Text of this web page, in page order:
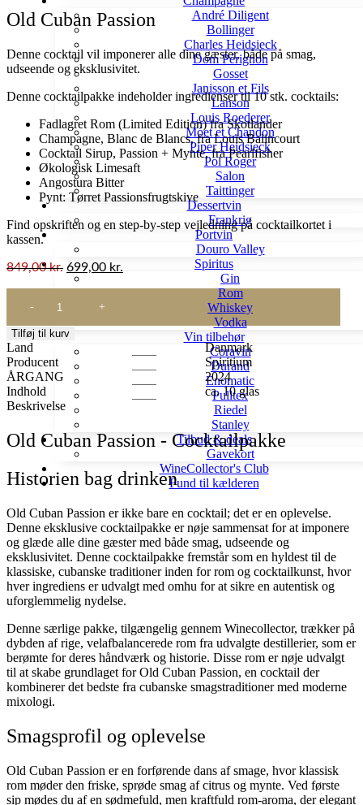
André Diligent
Bollinger
Charles Heidsieck
Dom Pérignon
Gosset
Janisson et Fils
Lanson
Louis Roederer
Móet et Chandon
Piper Heidsieck
Pol Roger
Salon
Taittinger
Dessertvin
Frankrig
Portvin
Douro Valley
Spiritus
Gin
Rom
Whiskey
Vodka
Vin tilbehør
Coravin
Durand
Enomatic
Pulltex
Riedel
Stanley
Tilbud & deals
Gavekort
WineCollector's Club
Fund til kælderen
Old Cuban Passion
Denne cocktail vil imponerer alle dine gæster, både på smag,
udseende og eksklusivitet.
Denne cocktailpakke indeholder ingredienser til 10 stk. cocktails:
Fadlagret Rom (Limited Edition) fra Skotlander
Champagne, Blanc de Blancs, fra Louis Balincourt
Cocktail Sirup, Passion + Mynte, fra Pearlfisher
Økologisk Limesaft
Angostura Bitter
Pynt: Tørret Passionsfrugtskive
Find opskriften og en step-by-step vejledning på cocktailkortet i
kassen.
849,00kr. 699,00 kr.
Cuban
Passion
Cocktailpakke
antal
Tilføj til kurv
Land
Danmark
Producent
Spiritium
ÅRGANG
2024
Indhold
ca. 10 glas
Beskrivelse
Old Cuban Passion - Cocktailpakke
Historien bag drinken
Old Cuban Passion er ikke bare en cocktail; det er en oplevelse.
Denne eksklusive cocktailpakke er nøje sammensat for at imponere
og glæde alle dine gæster med både smag, udseende og
eksklusivitet. Denne cocktailpakke fremstår som en hyldest til de
klassiske, cubanske traditioner inden for rom og cocktailkunst, hvor
hver ingrediens er udvalgt med omhu for at sikre en autentisk og
uforglemmelig nydelse.
Denne særlige pakke, tilgængelig gennem Winecollector, trækker på
dybden af rige, velafbalancerede rom fra udvalgte destillerier, som er
berømte for deres håndværk og historie. Disse rom er nøje udvalgt
til at skabe grundlaget for Old Cuban Passion, en cocktail der
kombinerer det bedste fra cubanske smagstraditioner med moderne
mixologi.
Smagsprofil og oplevelse
Old Cuban Passion er en forførende dans af smage, hvor klassisk
rom møder den friske, sprøde smag af citrus og mynte. Ved første
sip mødes du af en sødmefuld, men kraftfuld rom-aroma, der elegant